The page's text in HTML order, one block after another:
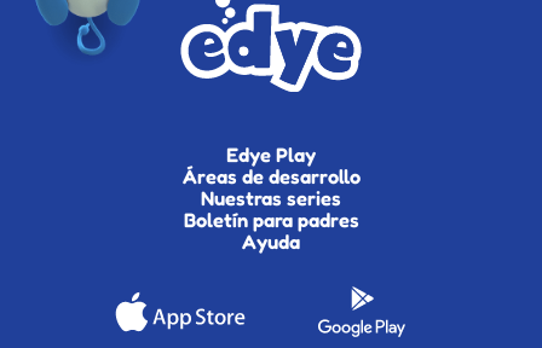
Edye Play
Áreas de desarrollo
Nuestras series
Boletín para padres
Ayuda